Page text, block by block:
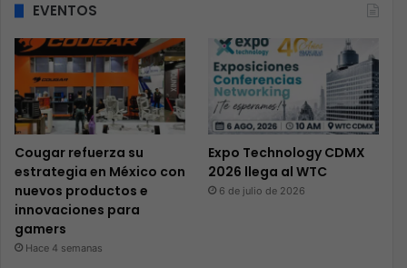
EVENTOS
Cougar refuerza su
estrategia en México con
nuevos productos e
innovaciones para
gamers
Hace 4 semanas
Expo Technology CDMX
2026 llega al WTC
6 de julio de 2026